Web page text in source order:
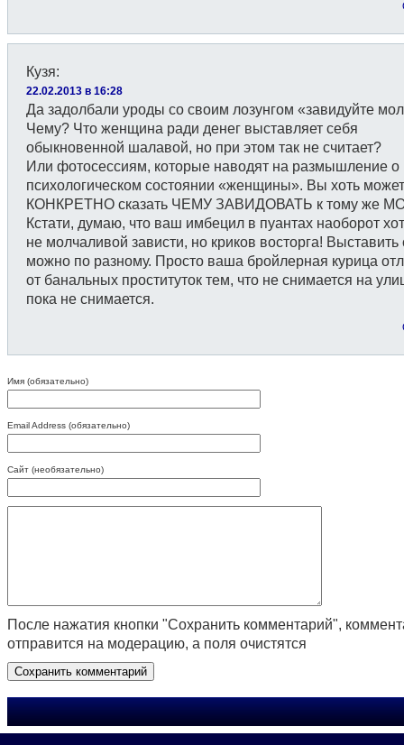
Кузя:
22.02.2013 в 16:28
Да задолбали уроды со своим лозунгом «завидуйте
Чему? Что женщина ради денег выставляет себя
обыкновенной шалавой, но при этом так не считает?
Или фотосессиям, которые наводят на размышление о
психологическом состоянии «женщины». Вы хоть
КОНКРЕТНО сказать ЧЕМУ ЗАВИДОВАТЬ к тому же
Кстати, думаю, что ваш имбецил в пуантах наоборот
не молчаливой зависти, но криков восторга! Выставить
можно по разному. Просто ваша бройлерная курица
от банальных проституток тем, что не снимается на
пока не снимается.
Имя (обязательно)
Email Address (обязательно)
Сайт (необязательно)
После нажатия кнопки "Сохранить комментарий",
отправится на модерацию, а поля очистятся